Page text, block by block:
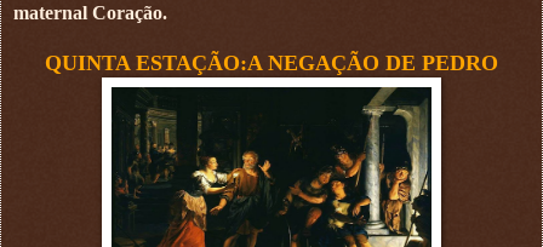
maternal Coração.
QUINTA ESTAÇÃO:A NEGAÇÃO DE PEDRO